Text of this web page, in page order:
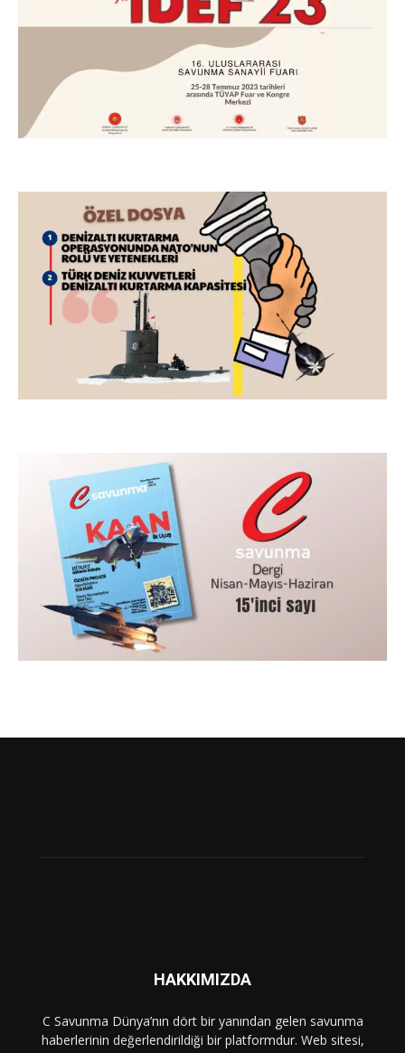
HAKKIMIZDA
C Savunma Dünya’nın dört bir yanından gelen savunma
haberlerinin değerlendirildiği bir platformdur. Web sitesi,